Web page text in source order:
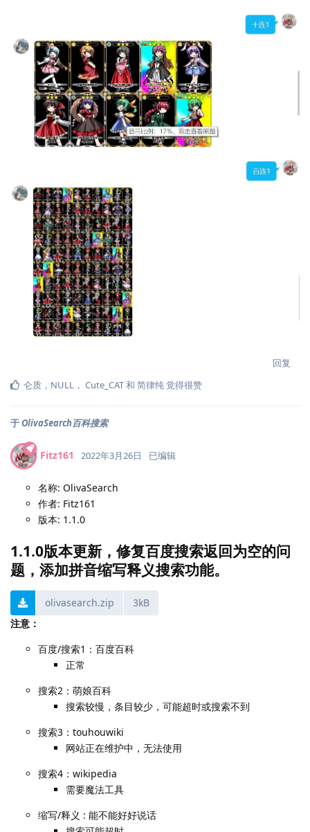
回复
仑质 ， NULL ， Cute_CAT和 简律纯觉得很赞
于OlivaSearch百科搜索
Fitz161 2022年3月26日 已编辑
名称: OlivaSearch
作者: Fitz161
版本: 1.1.0
1.1.0版本更新，修复百度搜索返回为空的问
题，添加拼音缩写释义搜索功能。
olivasearch.zip
3kB
注意：
百度/搜索1：百度百科
正常
搜索2：萌娘百科
搜索较慢，条目较少，可能超时或搜索不到
搜索3：touhouwiki
网站正在维护中，无法使用
搜索4：wikipedia
需要魔法工具
缩写/释义 : 能不能好好说话